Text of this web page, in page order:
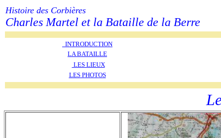
Histoire des Corbières
Charles Martel et la Bataille de la Berre
INTRODUCTION
LA BATAILLE
LES LIEUX
LES PHOTOS